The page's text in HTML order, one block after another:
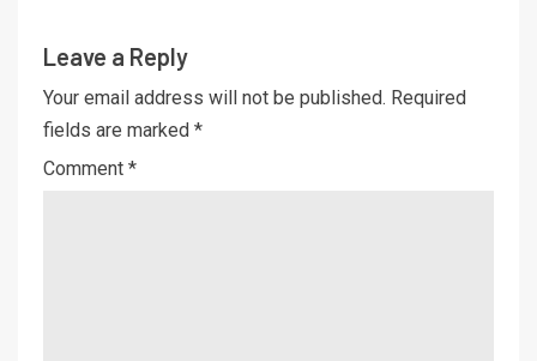
Leave a Reply
Your email address will not be published. Required
fields are marked *
Comment *